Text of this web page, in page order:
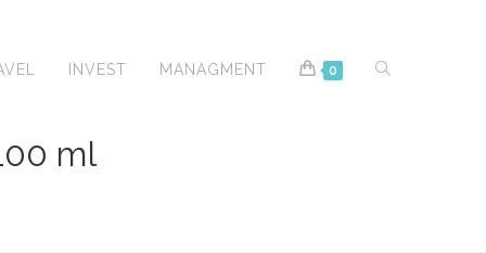
INVEST MANAGMENT 0 TOGGLE
ml